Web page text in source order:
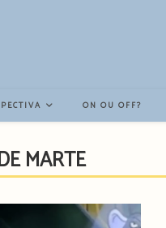
ON OU OFF?
MARTE